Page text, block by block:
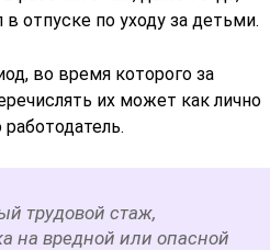
отпуске по уходу за детьми.
во время которого за
их может как лично
трудовой стаж,
на вредной или опасной